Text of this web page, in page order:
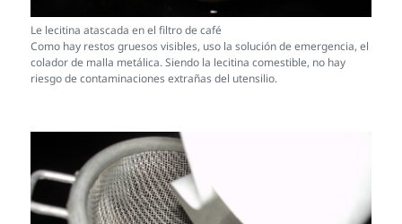
Le lecitina atascada en el filtro de café
Como hay restos gruesos visibles, uso la solución de emergencia, el
colador de malla metálica. Siendo la lecitina comestible, no hay
riesgo de contaminaciones extrañas del utensilio.